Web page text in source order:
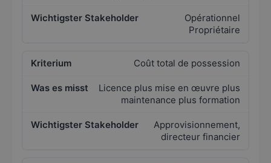
Opérationnel
Propriétaire
Coût total de possession
Licence plus mise en œuvre plus
maintenance plus formation
Approvisionnement,
directeur financier